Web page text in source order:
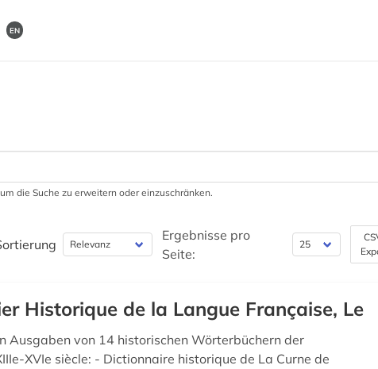
EN
die Suche zu erweitern oder einzuschränken.
Ergebnisse pro
Seite:
Historique de la Langue Française, Le
Ausgaben von 14 historischen Wörterbüchern der
XVIe siècle: - Dictionnaire historique de La Curne de